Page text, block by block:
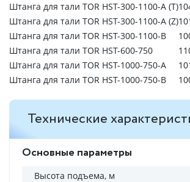
Штанга для тали TOR HST-300-1100-A (T)
Штанга для тали TOR HST-300-1100-A (Z)
Штанга для тали TOR HST-300-1100-B
Штанга для тали TOR HST-600-750
Штанга для тали TOR HST-1000-750-A
Штанга для тали TOR HST-1000-750-B
Технические
Основные параметры
Высота подъема, м